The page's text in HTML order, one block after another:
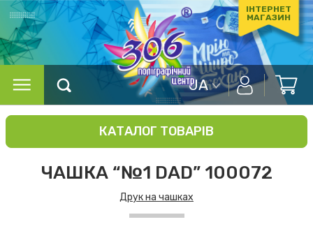
ІНТЕРНЕТ
МАГАЗИН
UA
КАТАЛОГ ТОВАРІВ
ЧАШКА “№1 DAD” 100072
Друк на чашках